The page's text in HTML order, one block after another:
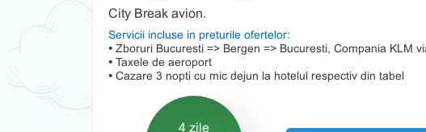
City Break avion.
Servicii incluse in preturile ofertelor:
• Zboruri Bucuresti => Bergen => Bucuresti, Compania KLM
• Taxele de aeroport
• Cazare 3 nopti cu mic dejun la hotelul respectiv din tabel
4 zile